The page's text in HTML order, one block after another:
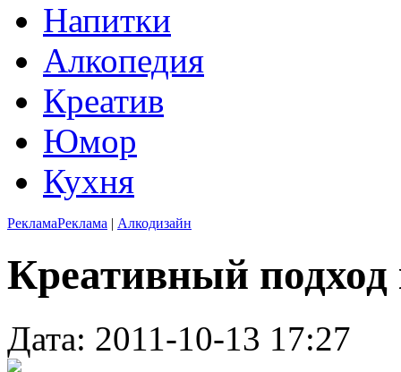
Напитки
Алкопедия
Креатив
Юмор
Кухня
РекламаРеклама | Алкодизайн
Креативный подход
Дата: 2011-10-13 17:27